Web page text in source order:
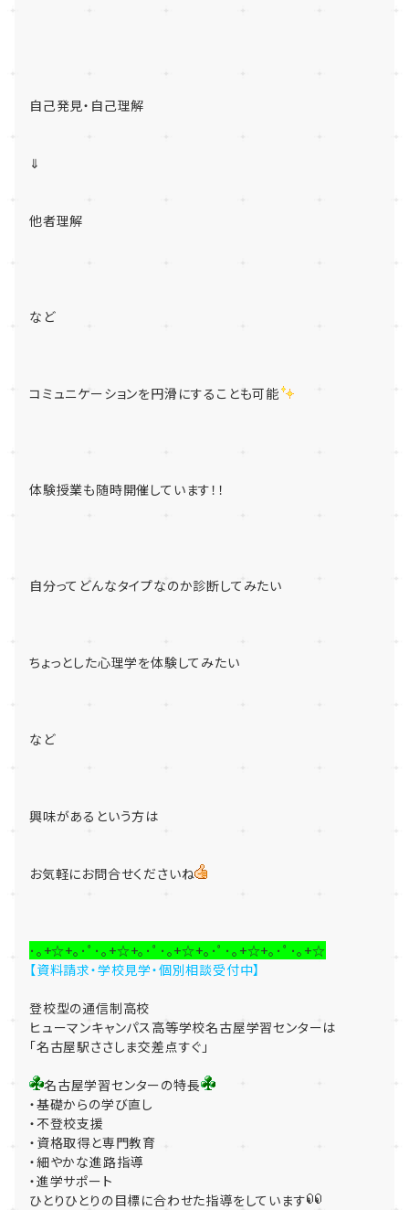
自己発見・自己理解
⇓
他者理解
など
コミュニケーションを円滑にすることも可能
体験授業も随時開催しています！！
自分ってどんなタイプなのか診断してみたい
ちょっとした心理学を体験してみたい
など
興味があるという方は
お気軽にお問合せくださいね
･｡+☆+｡･ﾟ･｡+☆+｡･ﾟ･｡+☆+｡･ﾟ･｡+☆+｡･ﾟ･｡+☆
【資料請求・学校見学・個別相談受付中】
登校型の通信制高校
ヒューマンキャンパス高等学校名古屋学習センターは
「名古屋駅ささしま交差点すぐ」
名古屋学習センターの特長
・基礎からの学び直し
・不登校支援
・資格取得と専門教育
・細やかな進路指導
・進学サポート
ひとりひとりの目標に合わせた指導をしています